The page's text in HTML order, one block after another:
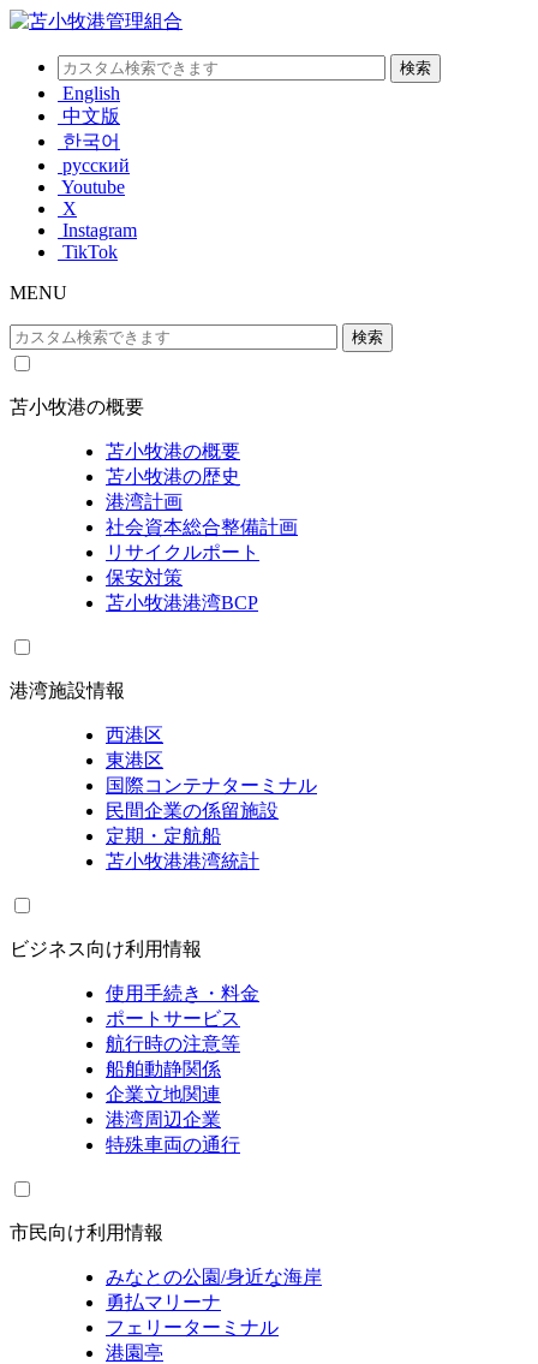
English
中文版
한국어
русский
Youtube
X
Instagram
TikTok
MENU
苫小牧港の概要
苫小牧港の概要
苫小牧港の歴史
港湾計画
社会資本総合整備計画
リサイクルポート
保安対策
苫小牧港港湾BCP
港湾施設情報
西港区
東港区
国際コンテナターミナル
民間企業の係留施設
定期・定航船
苫小牧港港湾統計
ビジネス向け利用情報
使用手続き・料金
ポートサービス
航行時の注意等
船舶動静関係
企業立地関連
港湾周辺企業
特殊車両の通行
市民向け利用情報
みなとの公園/身近な海岸
勇払マリーナ
フェリーターミナル
港園亭